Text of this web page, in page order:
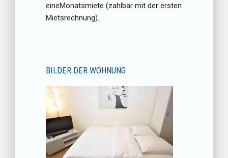
eineMonatsmiete (zahlbar mit der ersten
Mietsrechnung).
BILDER DER WOHNUNG